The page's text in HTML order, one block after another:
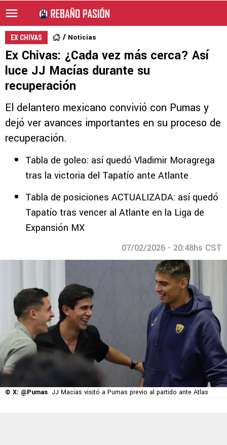
EX CHIVAS Noticias
Ex Chivas: ¿Cada vez más cerca? Así
luce JJ Macías durante su
recuperación
El delantero mexicano convivió con Pumas y
dejó ver avances importantes en su proceso de
recuperación.
Tabla de goleo: así quedó Vladimir Moragrega
tras la victoria del Tapatío ante Atlante
Tabla de posiciones ACTUALIZADA: así quedó
Tapatío tras vencer al Atlante en la Liga de
Expansión MX
07/02/2026 - 20:48hs CST
© X: @Pumas JJ Macías visitó a Pumas previo al partido ante Atlas